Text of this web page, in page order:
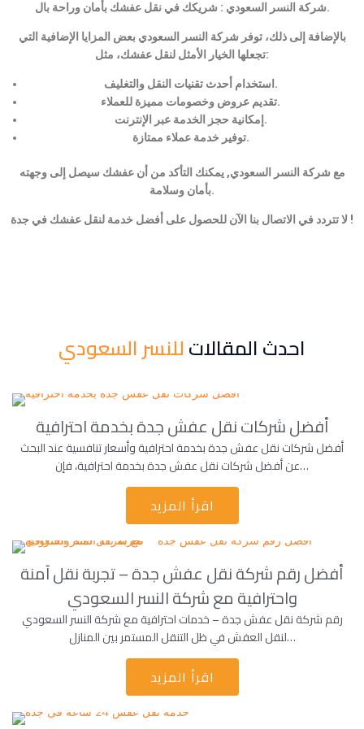
شركة النسر السعودي : شريكك في نقل عفشك بأمان وراحة بال.
بالإضافة إلى ذلك، توفر شركة النسر السعودي بعض المزايا الإضافية التي
تجعلها الخيار الأمثل لنقل عفشك، مثل:
استخدام أحدث تقنيات النقل والتغليف.
تقديم عروض وخصومات مميزة للعملاء.
إمكانية حجز الخدمة عبر الإنترنت.
توفير خدمة عملاء ممتازة.
مع شركة النسر السعودي, يمكنك التأكد من أن عفشك سيصل إلى وجهته
بأمان وسلامة.
لا تتردد في الاتصال بنا الآن للحصول على أفضل خدمة لنقل عفشك في جدة !
احدث المقالاتللنسر السعودي
أفضل شركات نقل عفش جدة بخدمة احترافية
أفضل شركات نقل عفش جدة بخدمة احترافية وأسعار تنافسية عند البحث
عن أفضل شركات نقل عفش جدة بخدمة احترافية، فإن…
اقرأ المزيد
أفضل رقم شركة نقل عفش جدة – تجربة نقل آمنة
واحترافية مع شركة النسر السعودي
رقم شركة نقل عفش جدة – خدمات احترافية مع شركة النسر السعودي
لنقل العفش في ظل التنقل المستمر بين المنازل…
اقرأ المزيد